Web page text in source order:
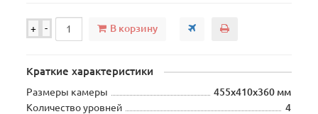
+ - В корзину
Краткие характеристики
Размеры камеры
455х410х360 мм
Количество уровней
4